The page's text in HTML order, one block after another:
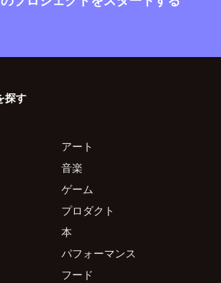
探す
アート
音楽
ゲーム
プロダクト
本
パフォーマンス
フード